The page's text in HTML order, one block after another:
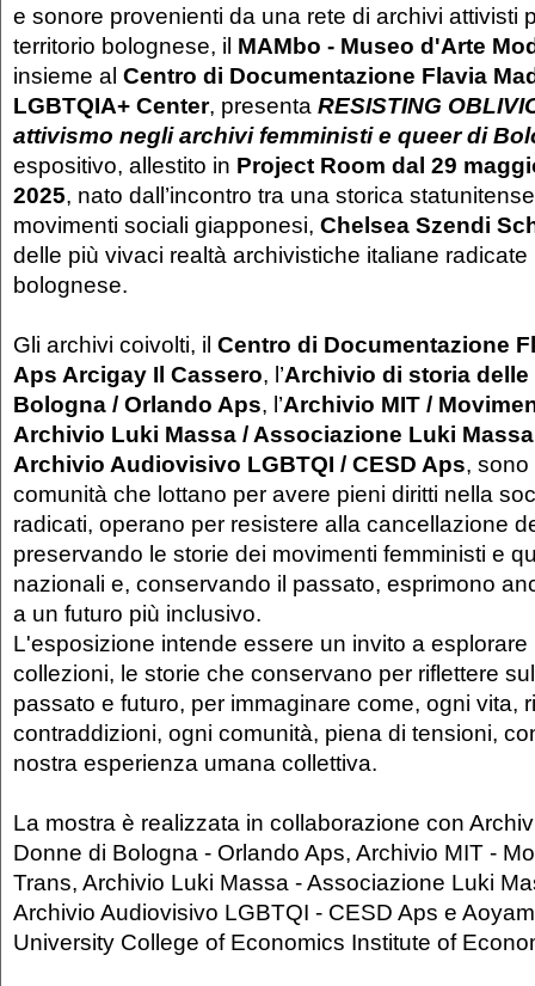
e sonore provenienti da una rete di archivi attivisti
territorio bolognese, il MAMbo - Museo d'Arte
insieme al Centro di Documentazione Flavia
LGBTQIA+ Center, presenta RESISTING
attivismo negli archivi femministi e queer di
espositivo, allestito in Project Room dal 29
2025, nato dall’incontro tra una storica
movimenti sociali giapponesi, Chelsea Szendi
delle più vivaci realtà archivistiche italiane radicate
bolognese.
Gli archivi coivolti, il Centro di Documentazione
Aps Arcigay Il Cassero, l’Archivio di storia
Bologna / Orlando Aps, l’Archivio MIT /
Archivio Luki Massa / Associazione Luki Massa
Archivio Audiovisivo LGBTQI / CESD Aps, sono
comunità che lottano per avere pieni diritti nella
radicati, operano per resistere alla cancellazione
preservando le storie dei movimenti femministi e
nazionali e, conservando il passato, esprimono
a un futuro più inclusivo.
L'esposizione intende essere un invito a
collezioni, le storie che conservano per riflettere
passato e futuro, per immaginare come, ogni vita,
contraddizioni, ogni comunità, piena di tensioni,
nostra esperienza umana collettiva.
La mostra è realizzata in collaborazione con
Donne di Bologna - Orlando Aps, Archivio MIT -
Trans, Archivio Luki Massa - Associazione Luki
Archivio Audiovisivo LGBTQI - CESD Aps e
University College of Economics Institute of